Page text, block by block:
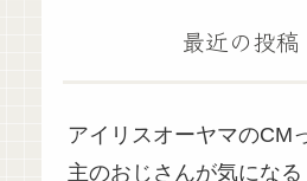
最近の投稿
アイリスオーヤマのCM
主のおじさんが気になる